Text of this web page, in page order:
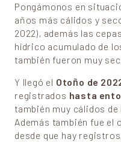
Pongámonos en
años más cálidos y
2022), además las
hídrico acumulado de
también fueron muy
Y llegó el Otoño de
registrados hasta
también muy cálidos de
Además también fue el
desde que hay